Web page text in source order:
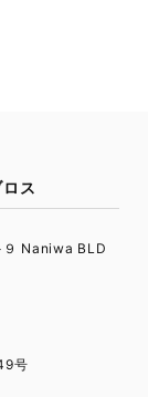
ス
９ Naniwa BLD
号